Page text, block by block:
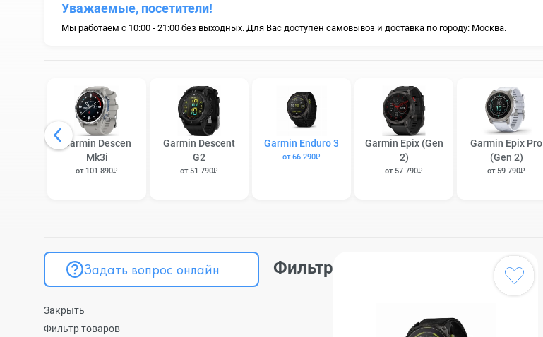
Уважаемые, посетители!
Мы работаем с 10:00 - 21:00 без выходных. Для Вас доступен самовывоз и доставка по городу: Москва.
Garmin Descen
Mk3i
от 101 890₽
Garmin Descent
G2
от 51 790₽
Garmin Enduro 3
от 66 290₽
Garmin Epix (Gen
2)
от 57 790₽
Garmin Epix Pro
(Gen 2)
от 59 790₽
Задать вопрос онлайн
Закрыть
Фильтр товаров
Фильтр